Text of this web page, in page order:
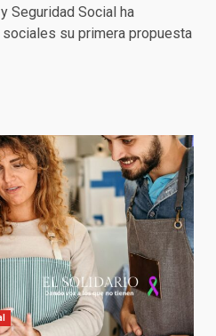
Seguridad Social ha
su primera propuesta